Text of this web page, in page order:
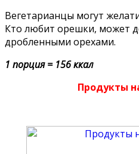
Вегетарианцы могут
Кто любит орешки, может
дробленными орехами.
1 порция = 156 ккал
Продукты